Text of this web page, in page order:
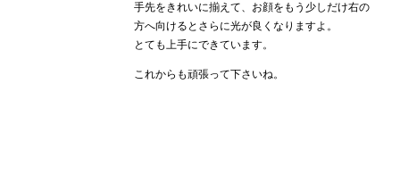
手先をきれいに揃えて、お顔をもう少しだけ右の
方へ向けるとさらに光が良くなりますよ。
とても上手にできています。
これからも頑張って下さいね。